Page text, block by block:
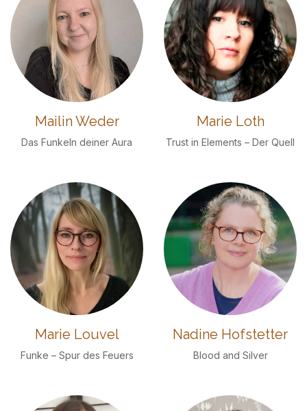
Mailin Weder
Das Funkeln deiner Aura
Marie Loth
Trust in Elements – Der Quell
Marie Louvel
Funke – Spur des Feuers
Nadine Hofstetter
Blood and Silver